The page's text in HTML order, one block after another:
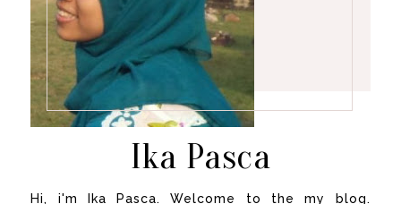
Ika Pasca
Hi, i'm Ika Pasca. Welcome to the my blog.